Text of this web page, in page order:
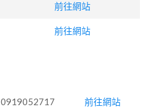
前往網站
前往網站
0919052717 前往網站